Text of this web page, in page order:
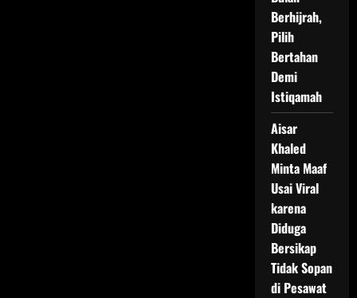
Berhijrah,
Pilih
Bertahan
Demi
Istiqamah
Aisar
Khaled
Minta Maaf
Usai Viral
karena
Diduga
Bersikap
Tidak Sopan
di Pesawat